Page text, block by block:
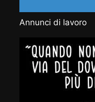
Annunci di lavoro